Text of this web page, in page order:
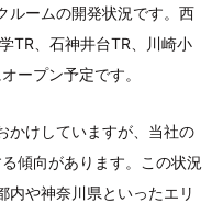
ルームの開発状況です。西
TR、石神井台TR、川崎小
ープン予定です。
かけしていますが、当社の
傾向があります。この状況
内や神奈川県といったエリ